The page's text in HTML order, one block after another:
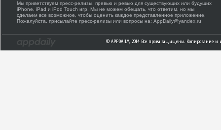
Мы приветствуем пресс-релизы, превью и ревью для существующих или будущих
iPhone, iPad и iPod Touch игр. Мы не можем обещать, что ответим, но мы
сделаем все возможное, чтобы оценить каждое представленное приложение.
Пожалуйста, присылайте пресс-релизы или вопросы на: AppDaily@yandex.ru
© APPDAILY, 2014 Все права защищены. Копирование и